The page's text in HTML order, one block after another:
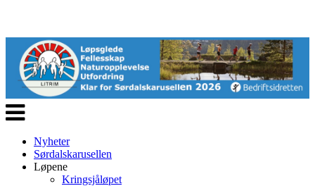
Veksle
navigasjon
Nyheter
Sørdalskarusellen
Løpene
Kringsjåløpet